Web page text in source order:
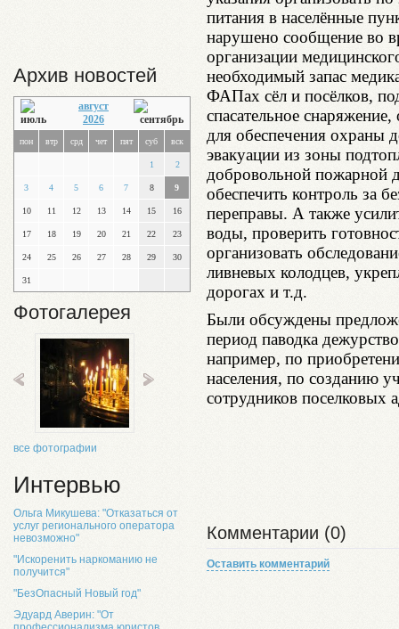
Архив новостей
август
2026
пон втр срд чет пят суб вск
1 2
3 4 5 6 7 8 9
10 11 12 13 14 15 16
17 18 19 20 21 22 23
24 25 26 27 28 29 30
31
Фотогалерея
все фотографии
Интервью
Ольга Микушева: "Отказаться от
услуг регионального оператора
невозможно"
"Искоренить наркоманию не
получится"
"БезОпасный Новый год"
Эдуард Аверин: "От
питания в населённые
нарушено сообщение во
организации
необходимый запас
ФАПах сёл и посёлков,
спасательное
для обеспечения охраны
эвакуации из зоны
добровольной пожарной
обеспечить контроль за
переправы. А также
воды, проверить
организовать
ливневых колодцев,
дорогах и т.д.
Были обсуждены
период паводка
например, по
населения, по созданию
сотрудников поселковых
Комментарии (0)
Оставить комментарий